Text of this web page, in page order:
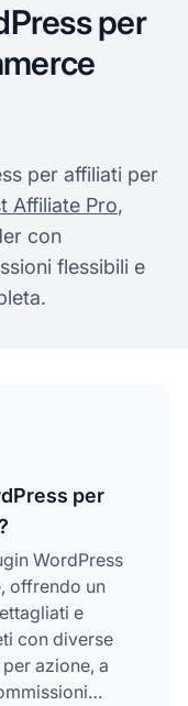
per
per affiliati per
Affiliate Pro,
con
flessibili e
per
WordPress
offrendo un
e
con diverse
azione, a